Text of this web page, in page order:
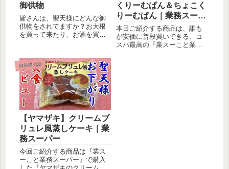
御供物
皆さんは、聖天様にどんな御
供物をされてますか？お大根
を買って来たり、お酒を買っ
くりーむぱん＆ちょこく
りーむぱん｜業務スーパ
ー
本日ご紹介する商品は、誰も
が安価に普段買いできる、コ
スパ最高の『業スーこと業務
御供物の話
【ヤマザキ】クリームブ
リュレ風蒸しケーキ｜業
務スーパー
今回ご紹介する商品は『業ス
ーこと業務スーパー』で購入